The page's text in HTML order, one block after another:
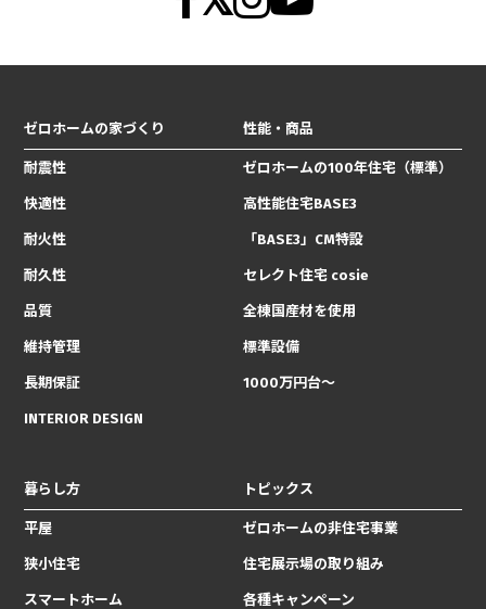
ゼロホームの家づくり
耐震性
快適性
耐火性
耐久性
品質
維持管理
長期保証
INTERIOR DESIGN
性能・商品
ゼロホームの100年住宅（標準）
高性能住宅BASE3
「BASE3」CM特設
セレクト住宅 cosie
全棟国産材を使用
標準設備
1000万円台〜
暮らし方
平屋
狭小住宅
スマートホーム
トピックス
ゼロホームの非住宅事業
住宅展示場の取り組み
各種キャンペーン